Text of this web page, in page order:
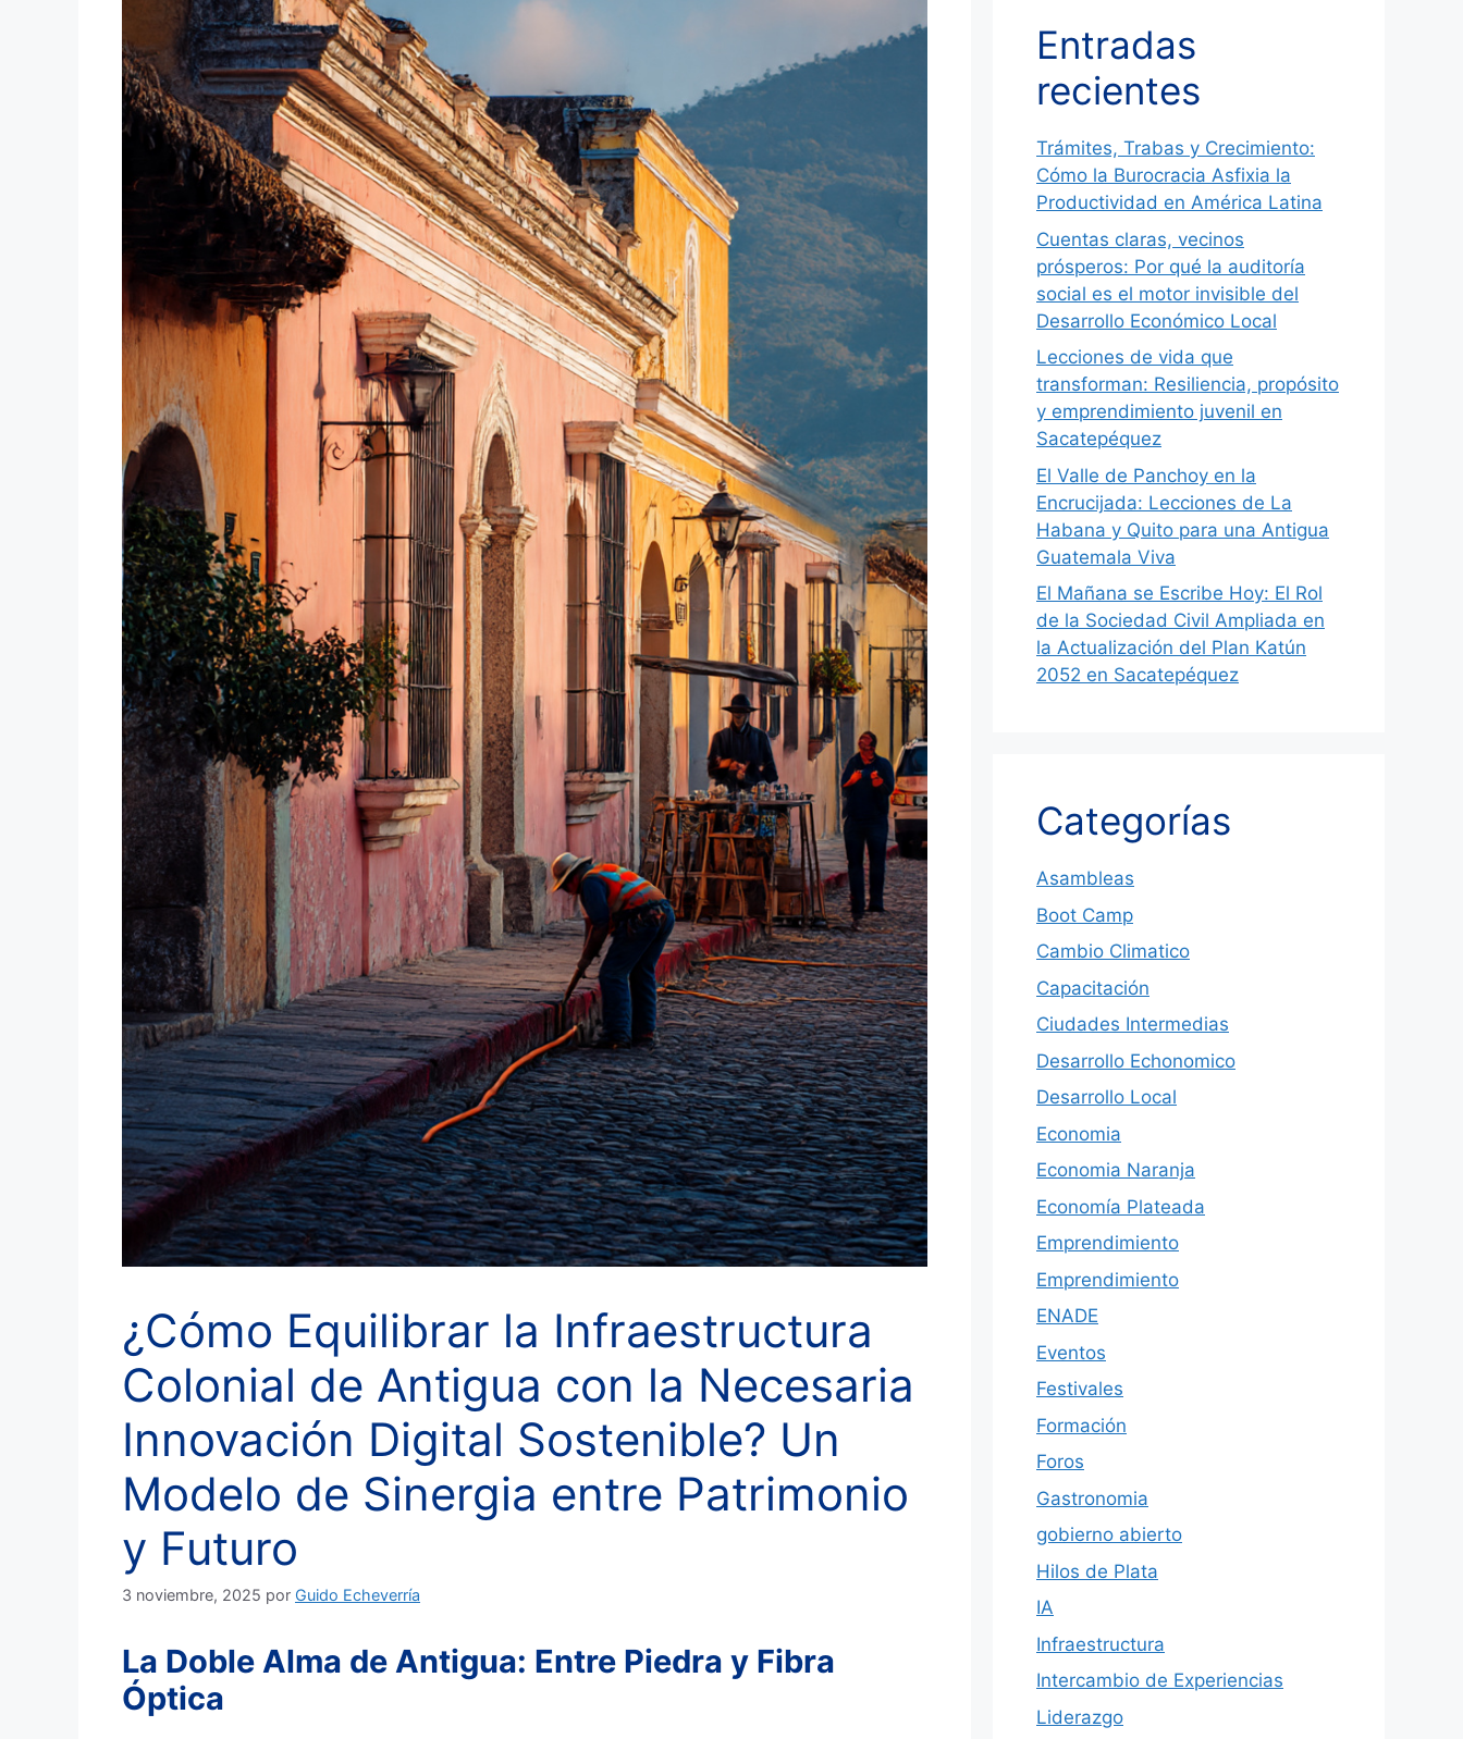
¿Cómo Equilibrar la Infraestructura
Colonial de Antigua con la Necesaria
Innovación Digital Sostenible? Un
Modelo de Sinergia entre Patrimonio
y Futuro
3 noviembre, 2025 por Guido Echeverría
La Doble Alma de Antigua: Entre Piedra y Fibra
Óptica
Entradas
recientes
Trámites, Trabas y Crecimiento:
Cómo la Burocracia Asfixia la
Productividad en América Latina
Cuentas claras, vecinos
prósperos: Por qué la auditoría
social es el motor invisible del
Desarrollo Económico Local
Lecciones de vida que
transforman: Resiliencia, propósito
y emprendimiento juvenil en
Sacatepéquez
El Valle de Panchoy en la
Encrucijada: Lecciones de La
Habana y Quito para una Antigua
Guatemala Viva
El Mañana se Escribe Hoy: El Rol
de la Sociedad Civil Ampliada en
la Actualización del Plan Katún
2052 en Sacatepéquez
Categorías
Asambleas
Boot Camp
Cambio Climatico
Capacitación
Ciudades Intermedias
Desarrollo Echonomico
Desarrollo Local
Economia
Economia Naranja
Economía Plateada
Emprendimiento
Emprendimiento
ENADE
Eventos
Festivales
Formación
Foros
Gastronomia
gobierno abierto
Hilos de Plata
IA
Infraestructura
Intercambio de Experiencias
Liderazgo